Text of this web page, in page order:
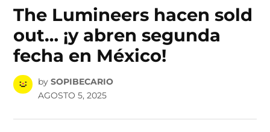
The Lumineers hacen sold
out… ¡y abren segunda
fecha en México!
by SOPIBECARIO
AGOSTO 5, 2025